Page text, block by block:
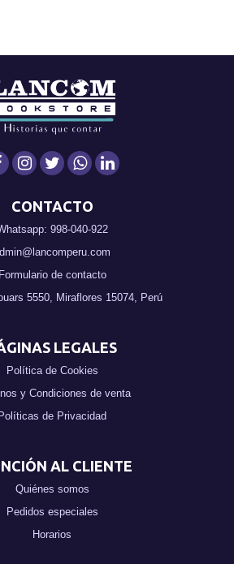
CONTACTO
998-040-922
Formulario de contacto
5550, Miraflores 15074, Perú
LEGALES
Política de Cookies
y Condiciones de venta
de Privacidad
AL CLIENTE
Quiénes somos
Pedidos especiales
Horarios